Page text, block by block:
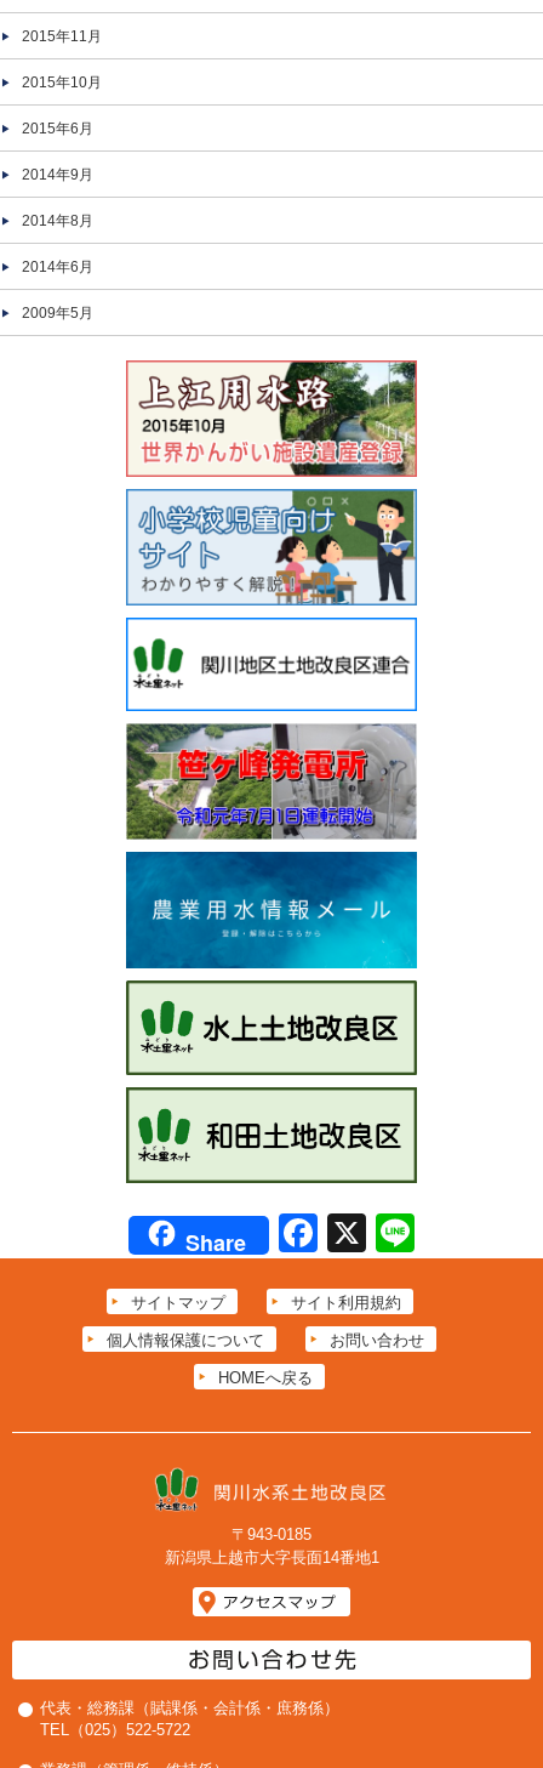
2015年11月
2015年10月
2015年6月
2014年9月
2014年8月
2014年6月
2009年5月
Share Facebook
X
サイトマップ サイト利用規約
個人情報保護について お問い合わせ
HOMEへ戻る
〒943-0185
新潟県上越市大字長面14番地1
代表・総務課（賦課係・会計係・庶務係）
TEL（025）522-5722